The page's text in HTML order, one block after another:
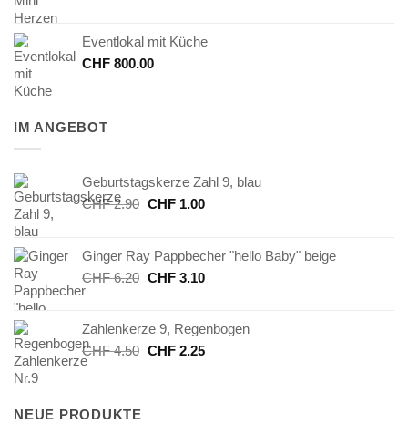
Eventlokal mit Küche
CHF 800.00
IM ANGEBOT
Geburtstagskerze Zahl 9, blau
CHF2.90 Ursprünglicher
CHF 2.90
CHF1.00Aktueller
CHF 1.00.
Ginger Ray Pappbecher "hello Baby" beige
CHF6.20 Ursprünglicher
CHF 6.20
CHF3.10Aktueller
CHF 3.10.
Zahlenkerze 9, Regenbogen
CHF4.50 Ursprünglicher
CHF2.25Aktueller
NEUE PRODUKTE